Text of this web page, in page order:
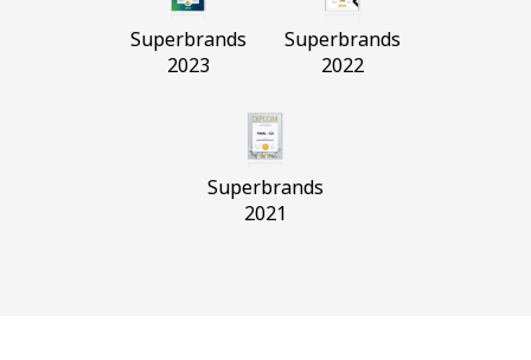
Superbrands
2023
Superbrands
2022
Superbrands
2021